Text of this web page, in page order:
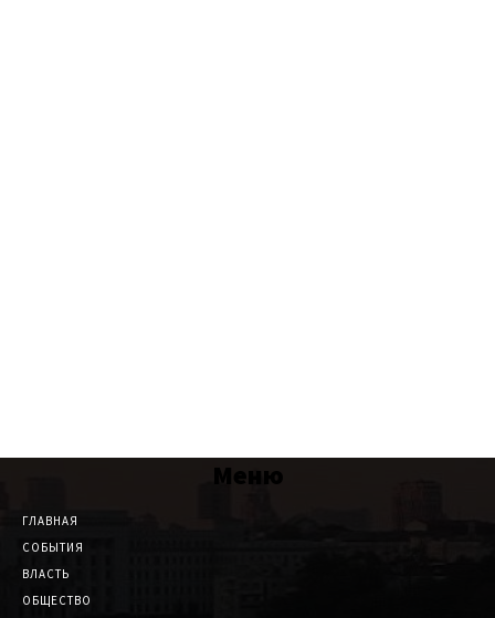
Меню
ГЛАВНАЯ
СОБЫТИЯ
ВЛАСТЬ
ОБЩЕСТВО